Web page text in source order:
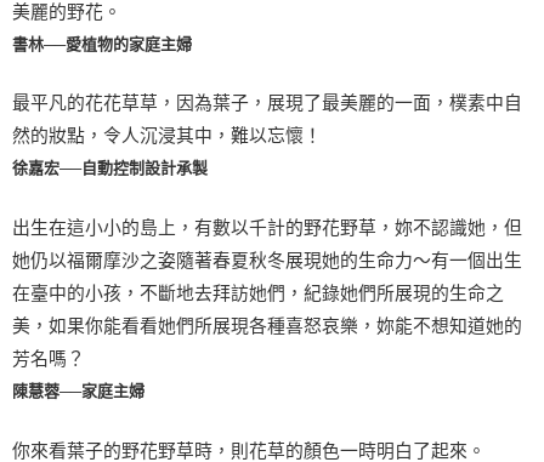
美麗的野花。
書林──愛植物的家庭主婦
最平凡的花花草草，因為葉子，展現了最美麗的一面，樸素中自
然的妝點，令人沉浸其中，難以忘懷！
徐嘉宏──自動控制設計承製
出生在這小小的島上，有數以千計的野花野草，妳不認識她，但
她仍以福爾摩沙之姿隨著春夏秋冬展現她的生命力～有一個出生
在臺中的小孩，不斷地去拜訪她們，紀錄她們所展現的生命之
美，如果你能看看她們所展現各種喜怒哀樂，妳能不想知道她的
芳名嗎？
陳慧蓉──家庭主婦
你來看葉子的野花野草時，則花草的顏色一時明白了起來。